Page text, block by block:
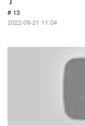
# 13
2022-09-21 11:04